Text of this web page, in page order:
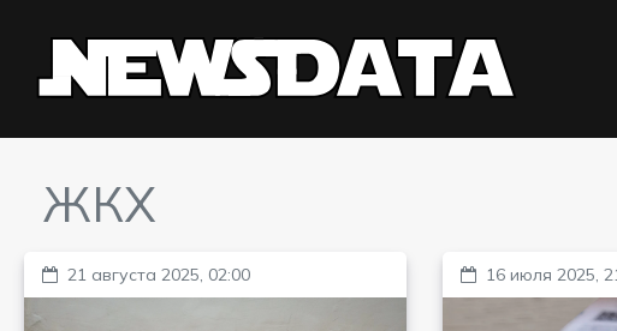
ЖКХ
21 августа 2025, 02:00 16 июля 2025,